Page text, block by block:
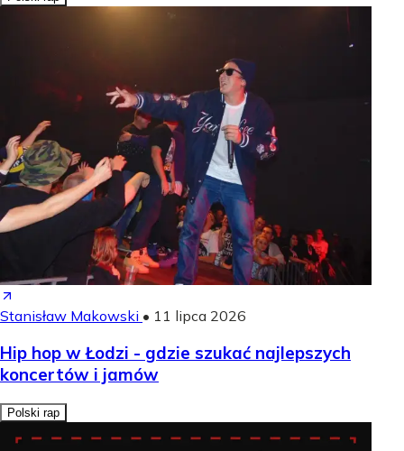
Stanisław Makowski • 11 lipca 2026
Hip hop w Łodzi - gdzie szukać najlepszych
koncertów i jamów
Polski rap